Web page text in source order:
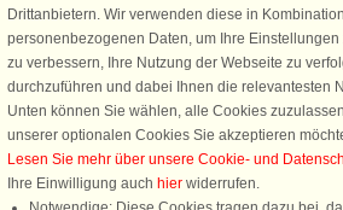
Erhalten Sie einenWillkommensgutschein von
Ferienhausurlaub - melden Sie sich einfach für
an. Verpassen Sie nie wieder exklusive
Urlaubstipps!
Drittanbietern. Wir verwenden diese in
personenbezogenen Daten, um Ihre
zu verbessern, Ihre Nutzung der Webseite zu
durchzuführen und dabei Ihnen die relevantesten
Unten können Sie wählen, alle Cookies
unserer optionalen Cookies Sie akzeptieren
Lesen Sie mehr über unsere Cookie- und
Ihre Einwilligung auch hier widerrufen.